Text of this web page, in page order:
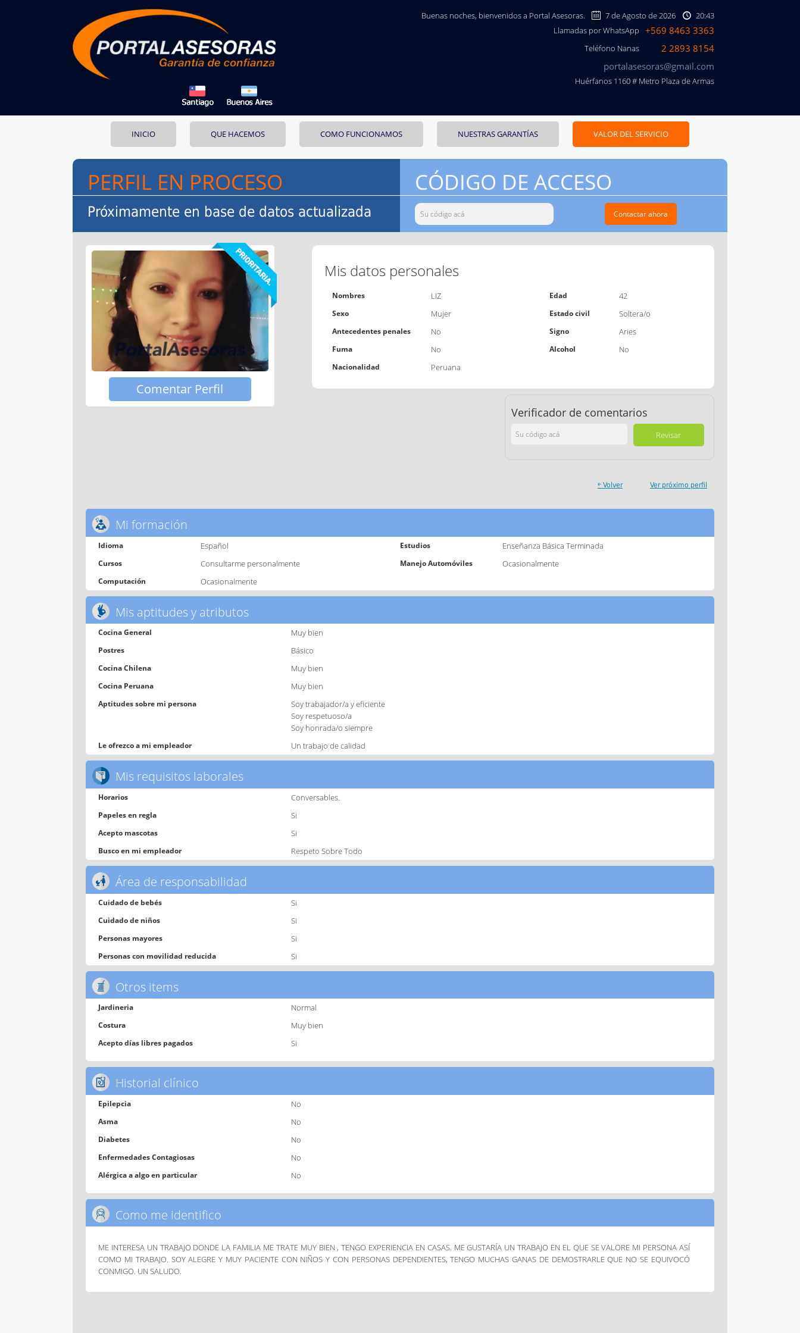
Buenas noches, bienvenidos a Portal Asesoras. 7 de Agosto de 2026
20:43
Llamadas por WhatsApp
+569 8463 3363
Teléfono Nanas
2 2893 8154
portalasesoras@gmail.com
Huérfanos 1160 # Metro Plaza de Armas
INICIO QUE HACEMOS COMO FUNCIONAMOS NUESTRAS GARANTÍAS VALOR DEL SERVICIO
PERFIL EN PROCESO
Próximamente en base de datos actualizada
CÓDIGO DE ACCESO
Comentar Perfil
Mis datos personales
Nombres LIZ Edad 42
Sexo Mujer Estado civil Soltera/o
Antecedentes penales No Signo Aries
Fuma No Alcohol No
Nacionalidad Peruana
Verificador de comentarios
Ver próximo perfil
￩ Volver
Mi formación
Idioma Español Estudios Enseñanza Básica Terminada
Cursos Consultarme personalmente Manejo Automóviles Ocasionalmente
Computación Ocasionalmente
Mis aptitudes y atributos
Cocina General Muy bien
Postres Básico
Cocina Chilena Muy bien
Cocina Peruana Muy bien
Aptitudes sobre mi persona
Soy trabajador/a y eficiente
Soy respetuoso/a
Soy honrada/o siempre
Le ofrezco a mi empleador Un trabajo de calidad
Mis requisitos laborales
Horarios Conversables.
Papeles en regla Si
Acepto mascotas Si
Busco en mi empleador Respeto Sobre Todo
Área de responsabilidad
Cuidado de bebés Si
Cuidado de niños Si
Personas mayores Si
Personas con movilidad reducida Si
Otros items
Jardineria Normal
Costura Muy bien
Acepto días libres pagados Si
Historial clínico
Epilepcia No
Asma No
Diabetes No
Enfermedades Contagiosas No
Alérgica a algo en particular No
Como me identifico
ME INTERESA UN TRABAJO DONDE LA FAMILIA ME TRATE MUY BIEN , TENGO EXPERIENCIA EN CASAS. ME GUSTARÍA UN TRABAJO EN EL QUE SE VALORE MI PERSONA ASÍ
COMO MI TRABAJO. SOY ALEGRE Y MUY PACIENTE CON NIÑOS Y CON PERSONAS DEPENDIENTES, TENGO MUCHAS GANAS DE DEMOSTRARLE QUE NO SE EQUIVOCÓ
CONMIGO. UN SALUDO.